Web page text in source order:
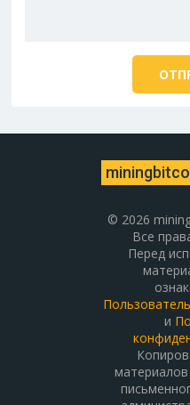
© 2026
Все
Перед
и